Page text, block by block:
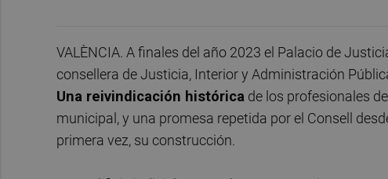
VALÈNCIA. A finales del año 2023 el Palacio de
consellera de Justicia, Interior y Administración
Una reivindicación histórica de los profesionales
municipal, y una promesa repetida por el Consell
primera vez, su construcción.